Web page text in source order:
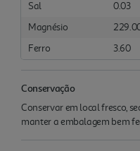
Sal
0.03
Magnésio
Ferro
3.60
Conservação
Conservar em local fresco,
manter a embalagem bem